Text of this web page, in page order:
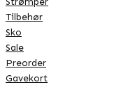
Tilbehør
Sko
Sale
Preorder
Gavekort